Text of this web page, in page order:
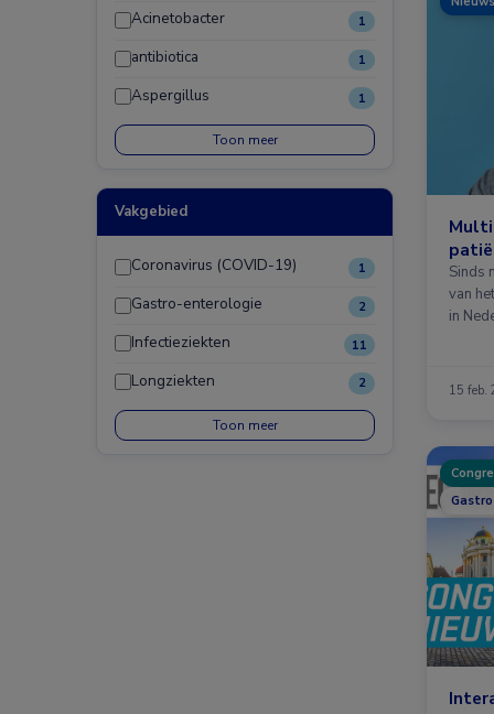
Acinetobacter 1
antibiotica 1
Aspergillus 1
Toon meer
Vakgebied
Coronavirus (COVID-19) 1
Gastro-enterologie 2
Infectieziekten 11
Longziekten 2
Toon meer
Sinds
van
in
15 feb.